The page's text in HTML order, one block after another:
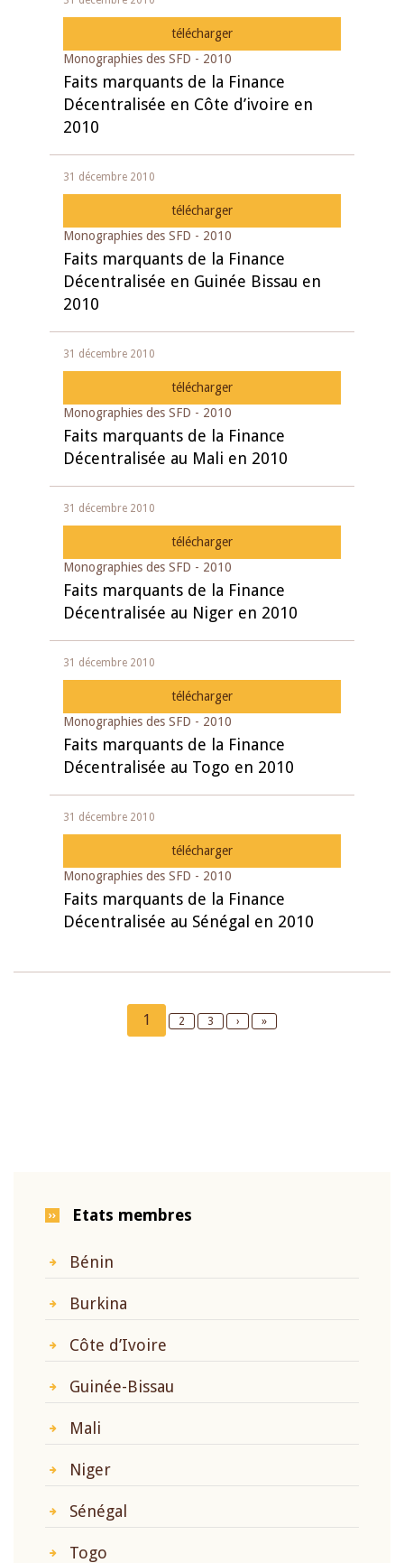
télécharger
Monographies des SFD - 2010
Faits marquants de la Finance
Décentralisée en Côte d’ivoire en
2010
31 décembre 2010
télécharger
Monographies des SFD - 2010
Faits marquants de la Finance
Décentralisée en Guinée Bissau en
2010
31 décembre 2010
télécharger
Monographies des SFD - 2010
Faits marquants de la Finance
Décentralisée au Mali en 2010
31 décembre 2010
télécharger
Monographies des SFD - 2010
Faits marquants de la Finance
Décentralisée au Niger en 2010
31 décembre 2010
télécharger
Monographies des SFD - 2010
Faits marquants de la Finance
Décentralisée au Togo en 2010
31 décembre 2010
télécharger
Monographies des SFD - 2010
Faits marquants de la Finance
Décentralisée au Sénégal en 2010
Current
page
1 Page
2 Page
3
Next
›
Last
»
Etats membres
Bénin
Burkina
Côte d’Ivoire
Guinée-Bissau
Mali
Niger
Sénégal
Togo